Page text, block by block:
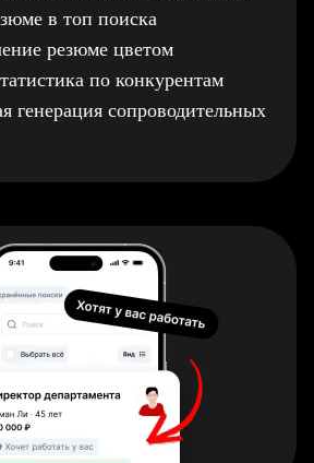
в топ поиска
резюме цветом
по конкурентам
генерация сопроводительных